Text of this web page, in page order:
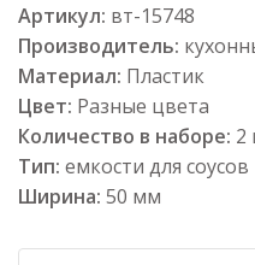
Артикул: вт-15748
Производитель:
Материал: Пластик
Цвет: Разные цвета
Количество в наборе: 2
Тип: емкости для соусов
Ширина: 50 мм